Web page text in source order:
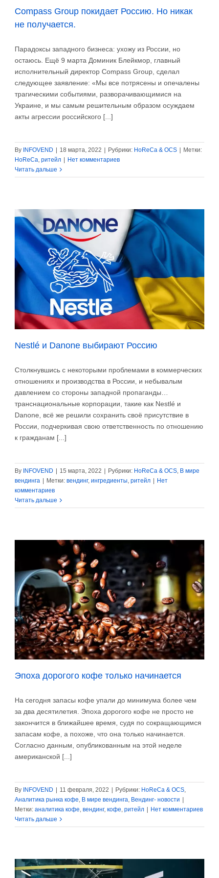
Compass Group покидает Россию. Но никак
не получается.
Парадоксы западного бизнеса: ухожу из России, но
остаюсь. Ещё 9 марта Доминик Блейкмор, главный
исполнительный директор Compass Group, сделал
следующее заявление: «Мы все потрясены и опечалены
трагическими событиями, разворачивающимися на
Украине, и мы самым решительным образом осуждаем
акты агрессии российского [...]
By INFOVEND 18 марта, 2022 Рубрики: HoReCa & OCS
Метки:
HoReCa, ритейл
Нет комментариев
Читать дальше
Nestlé и Danone выбирают Россию
Столкнувшись с некоторыми проблемами в коммерческих
отношениях и производства в России, и небывалым
давлением со стороны западной пропаганды…
транснациональные корпорации, такие как Nestlé и
Danone, всё же решили сохранить своё присутствие в
России, подчеркивая свою ответственность по отношению
к гражданам [...]
By INFOVEND | 15 марта, 2022 | Рубрики: HoReCa & OCS, В мире
вендинга | Метки: вендинг, ингредиенты, ритейл | Нет
комментариев
Читать дальше
Эпоха дорогого кофе только начинается
На сегодня запасы кофе упали до минимума более чем
за два десятилетия. Эпоха дорогого кофе не просто не
закончится в ближайшее время, судя по сокращающимся
запасам кофе, а похоже, что она только начинается.
Согласно данным, опубликованным на этой неделе
американской [...]
By INFOVEND 11 февраля, 2022 Рубрики: HoReCa & OCS,
Аналитика рынка кофе, В мире вендинга, Вендинг- новости
Метки: аналитика кофе, вендинг, кофе, ритейл
Нет комментариев
Читать дальше